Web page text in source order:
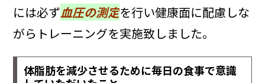
には必ず血圧の測定を行い健康面に配慮しな
がらトレーニングを実施致しました。
体脂肪を減少させるために毎日の食事で意識